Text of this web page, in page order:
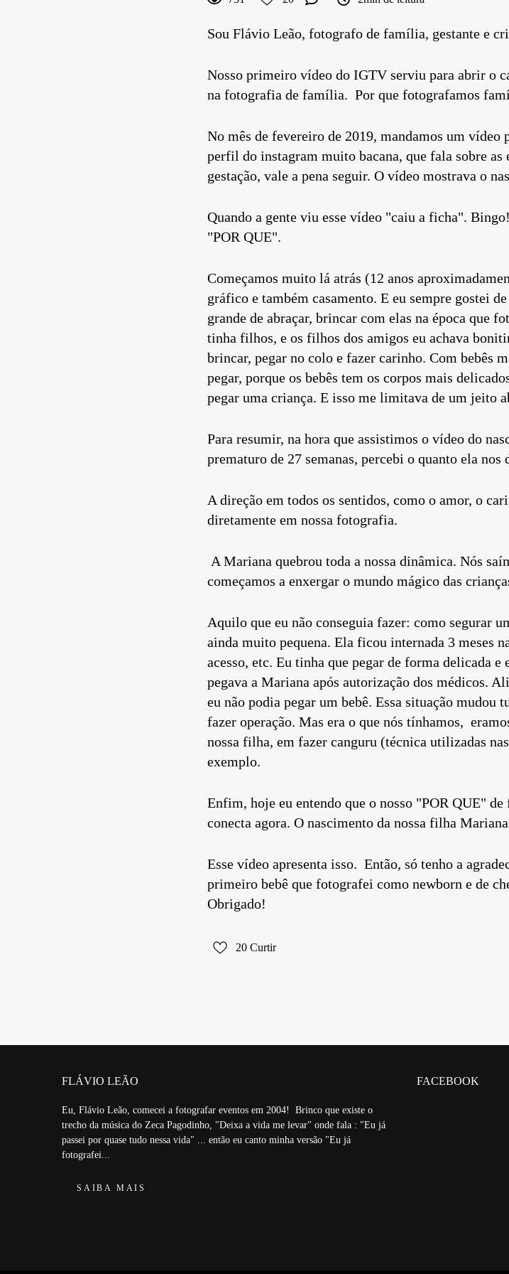
Sou Flávio Leão, fotografo de família, gestante e
Nosso primeiro vídeo do IGTV serviu para abrir o
na fotografia de família. Por que fotografamos
No mês de fevereiro de 2019, mandamos um vídeo
perfil do instagram muito bacana, que fala sobre as
gestação, vale a pena seguir. O vídeo mostrava o
Quando a gente viu esse vídeo "caiu a ficha".
"POR QUE".
Começamos muito lá atrás (12 anos
gráfico e também casamento. E eu sempre gostei
grande de abraçar, brincar com elas na época que
tinha filhos, e os filhos dos amigos eu achava
brincar, pegar no colo e fazer carinho. Com bebês
pegar, porque os bebês tem os corpos mais
pegar uma criança. E isso me limitava de um jeito
Para resumir, na hora que assistimos o vídeo do
prematuro de 27 semanas, percebi o quanto ela nos
A direção em todos os sentidos, como o amor, o
diretamente em nossa fotografia.
A Mariana quebrou toda a nossa dinâmica. Nós
começamos a enxergar o mundo mágico das
Aquilo que eu não conseguia fazer: como segurar
ainda muito pequena. Ela ficou internada 3 meses
acesso, etc. Eu tinha que pegar de forma delicada e
pegava a Mariana após autorização dos médicos.
eu não podia pegar um bebê. Essa situação mudou
fazer operação. Mas era o que nós tínhamos,
nossa filha, em fazer canguru (técnica utilizadas
exemplo.
Enfim, hoje eu entendo que o nosso "POR QUE"
conecta agora. O nascimento da nossa filha
Esse vídeo apresenta isso. Então, só tenho a
primeiro bebê que fotografei como newborn e de
Obrigado!
20 Curtir
FLÁVIO LEÃO
Eu, Flávio Leão, comecei a fotografar eventos em 2004! Brinco que existe o
trecho da música do Zeca Pagodinho, "Deixa a vida me levar" onde fala : "Eu já
passei por quase tudo nessa vida" ... então eu canto minha versão "Eu já
fotografei...
SAIBA MAIS
FACEBOOK